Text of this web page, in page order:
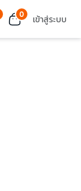
0 เข้าสู่ระบบ